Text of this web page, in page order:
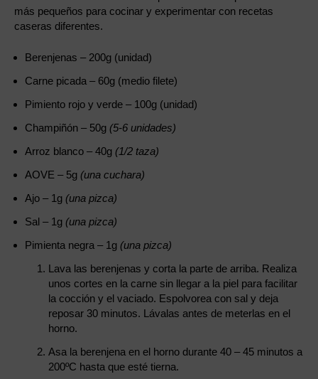
más pequeños para cocinar y experimentar con recetas
caseras diferentes.
Berenjenas – 200g (unidad)
Carne picada – 60g (medio filete)
Pimiento rojo y verde – 100g (unidad)
Champiñón – 50g (5-6 unidades)
Arroz blanco – 40g (1/2 taza)
AOVE – 5g (una cuchara)
Ajo – 1g (una pizca)
Sal – 1g (una pizca)
Pimienta negra – 1g (una pizca)
Lava las berenjenas y corta la parte de arriba. Realiza
unos cortes en la carne sin llegar a la piel para facilitar
la cocción y el vaciado. Espolvorea con sal y deja
reposar 30 minutos. Lávalas antes de meterlas en el
horno.
Asa la berenjena en el horno durante 40 – 45 minutos a
200ºC hasta que esté tierna.